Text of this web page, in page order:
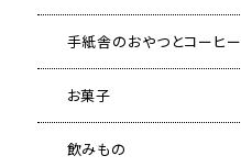
手紙舎のおやつとコーヒー
お菓子
飲みもの